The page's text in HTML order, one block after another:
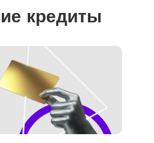
кредиты